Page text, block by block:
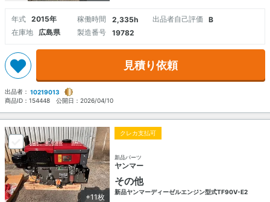
年式 2015年 稼働時間 2,335h 出品者自己評価
B
在庫地
広島県 製造番号 19782
見積り依頼
出品者： 10219013
商品ID： 154448 公開日： 2026/04/10
+11枚
クレカ支払可
新品パーツ
ヤンマー
その他
新品ヤンマーディーゼルエンジン型式TF90V-E2